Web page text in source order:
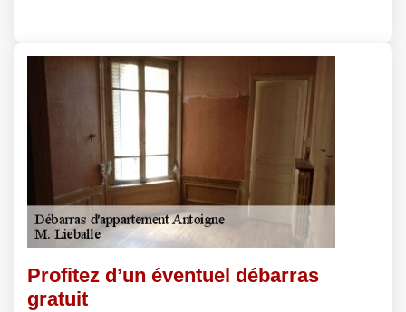
Profitez d’un éventuel débarras
gratuit